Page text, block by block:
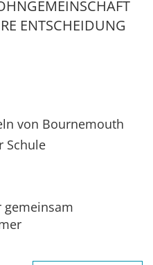
ENTSCHEIDUNG
von Bournemouth
Schule